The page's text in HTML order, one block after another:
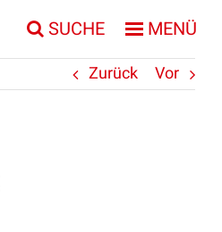
SUCHE MENÜ
Zurück Vor